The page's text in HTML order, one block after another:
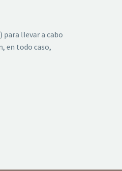
para llevar a cabo
en todo caso,